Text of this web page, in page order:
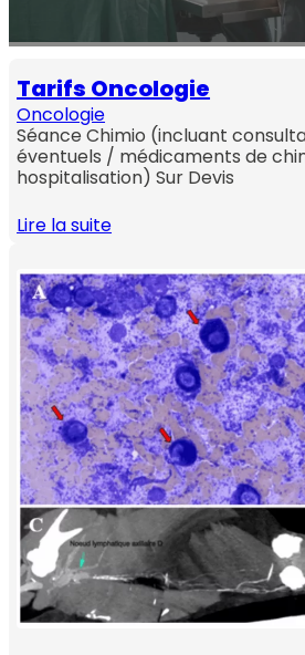
Tarifs Oncologie
Oncologie
Séance Chimio (incluant
éventuels / médicaments de
hospitalisation) Sur Devis
Lire la suite